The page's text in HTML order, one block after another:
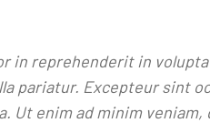
in reprehenderit in
pariatur. Excepteur sint
Ut enim ad minim veniam,